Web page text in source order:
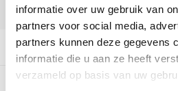
informatie over uw gebruik van
partners voor social media,
partners kunnen deze gegevens
informatie die u aan ze heeft
verzameld op basis van uw
DELEN:
Productomschrijving